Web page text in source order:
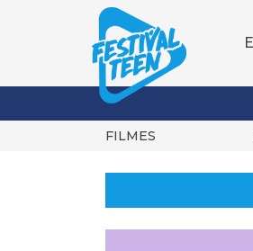
FILMES